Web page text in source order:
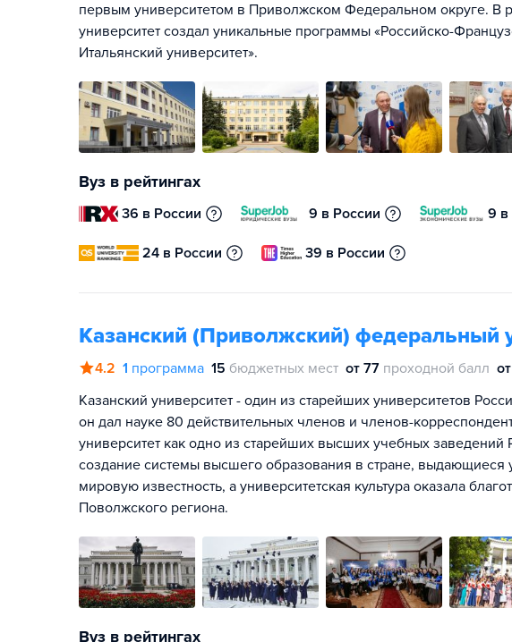
первым университетом в Приволжском Федеральном округе. В
университет создал уникальные программы «Российско-
Итальянский университет».
Вуз в рейтингах
36 в России 9 в России 9 в
24 в России 39 в России
Казанский (Приволжский) федеральный
4.2 1 программа 15 бюджетных мест от 77 проходной балл
Казанский университет - один из старейших университетов
он дал науке 80 действительных членов и членов-
университет как одно из старейших высших учебных
создание системы высшего образования в стране, выдающиеся
мировую известность, а университетская культура оказала
Поволжского региона.
Вуз в рейтингах